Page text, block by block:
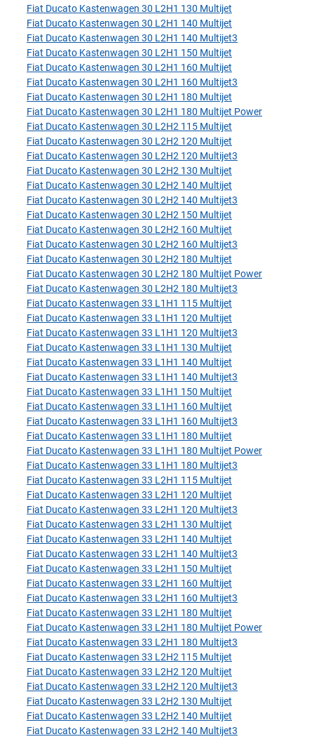
Fiat Ducato Kastenwagen 30 L2H1 130 Multijet
Fiat Ducato Kastenwagen 30 L2H1 140 Multijet
Fiat Ducato Kastenwagen 30 L2H1 140 Multijet3
Fiat Ducato Kastenwagen 30 L2H1 150 Multijet
Fiat Ducato Kastenwagen 30 L2H1 160 Multijet
Fiat Ducato Kastenwagen 30 L2H1 160 Multijet3
Fiat Ducato Kastenwagen 30 L2H1 180 Multijet
Fiat Ducato Kastenwagen 30 L2H1 180 Multijet Power
Fiat Ducato Kastenwagen 30 L2H2 115 Multijet
Fiat Ducato Kastenwagen 30 L2H2 120 Multijet
Fiat Ducato Kastenwagen 30 L2H2 120 Multijet3
Fiat Ducato Kastenwagen 30 L2H2 130 Multijet
Fiat Ducato Kastenwagen 30 L2H2 140 Multijet
Fiat Ducato Kastenwagen 30 L2H2 140 Multijet3
Fiat Ducato Kastenwagen 30 L2H2 150 Multijet
Fiat Ducato Kastenwagen 30 L2H2 160 Multijet
Fiat Ducato Kastenwagen 30 L2H2 160 Multijet3
Fiat Ducato Kastenwagen 30 L2H2 180 Multijet
Fiat Ducato Kastenwagen 30 L2H2 180 Multijet Power
Fiat Ducato Kastenwagen 30 L2H2 180 Multijet3
Fiat Ducato Kastenwagen 33 L1H1 115 Multijet
Fiat Ducato Kastenwagen 33 L1H1 120 Multijet
Fiat Ducato Kastenwagen 33 L1H1 120 Multijet3
Fiat Ducato Kastenwagen 33 L1H1 130 Multijet
Fiat Ducato Kastenwagen 33 L1H1 140 Multijet
Fiat Ducato Kastenwagen 33 L1H1 140 Multijet3
Fiat Ducato Kastenwagen 33 L1H1 150 Multijet
Fiat Ducato Kastenwagen 33 L1H1 160 Multijet
Fiat Ducato Kastenwagen 33 L1H1 160 Multijet3
Fiat Ducato Kastenwagen 33 L1H1 180 Multijet
Fiat Ducato Kastenwagen 33 L1H1 180 Multijet Power
Fiat Ducato Kastenwagen 33 L1H1 180 Multijet3
Fiat Ducato Kastenwagen 33 L2H1 115 Multijet
Fiat Ducato Kastenwagen 33 L2H1 120 Multijet
Fiat Ducato Kastenwagen 33 L2H1 120 Multijet3
Fiat Ducato Kastenwagen 33 L2H1 130 Multijet
Fiat Ducato Kastenwagen 33 L2H1 140 Multijet
Fiat Ducato Kastenwagen 33 L2H1 140 Multijet3
Fiat Ducato Kastenwagen 33 L2H1 150 Multijet
Fiat Ducato Kastenwagen 33 L2H1 160 Multijet
Fiat Ducato Kastenwagen 33 L2H1 160 Multijet3
Fiat Ducato Kastenwagen 33 L2H1 180 Multijet
Fiat Ducato Kastenwagen 33 L2H1 180 Multijet Power
Fiat Ducato Kastenwagen 33 L2H1 180 Multijet3
Fiat Ducato Kastenwagen 33 L2H2 115 Multijet
Fiat Ducato Kastenwagen 33 L2H2 120 Multijet
Fiat Ducato Kastenwagen 33 L2H2 120 Multijet3
Fiat Ducato Kastenwagen 33 L2H2 130 Multijet
Fiat Ducato Kastenwagen 33 L2H2 140 Multijet
Fiat Ducato Kastenwagen 33 L2H2 140 Multijet3